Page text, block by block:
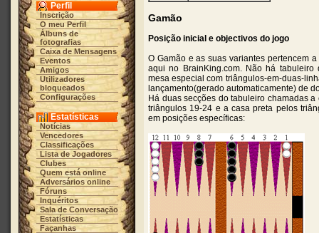
Perfil
Inscrição
O meu Perfil
Álbuns de
fotografias
Caixa de Mensagens
Eventos
Amigos
Utilizadores
bloqueados
Configurações
Estatísticas
Notícias
Vencedores
Classificações
Lista de Jogadores
Clubes
Quem está online
Adversários online
Fóruns
Inquéritos
Sala de Conversação
Estatísticas
Façanhas
Gamão
Posição inicial e objectivos do jogo
O Gamão e as suas variantes pertencem
aqui no BrainKing.com. Não há
mesa especial com triângulos-em-duas-
lançamento(gerado automaticamente) de
Há duas secções do tabuleiro chamadas
triângulos 19-24 e a casa preta pelos
em posições específicas: